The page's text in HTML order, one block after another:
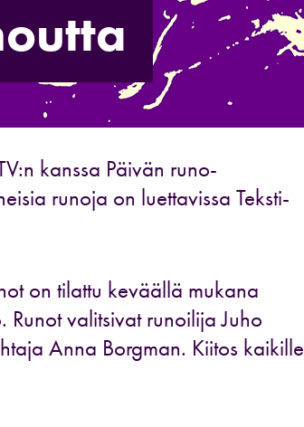
kanssa Päivän runo-
runoja on luettavissa Teksti-
on tilattu keväällä mukana
valitsivat runoilija Juho
Anna Borgman. Kiitos kaikille